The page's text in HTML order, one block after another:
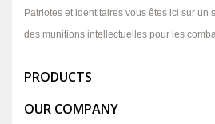
Patriotes et identitaires vous êtes ici sur un
des munitions intellectuelles pour les
PRODUCTS
OUR COMPANY